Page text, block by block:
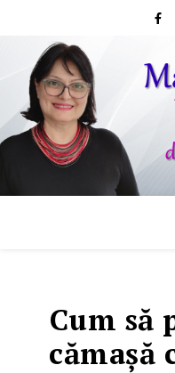
Cum să
cămaşă